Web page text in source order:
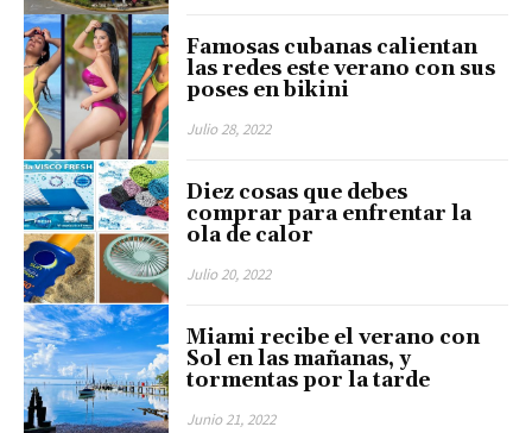
Famosas cubanas calientan
las redes este verano con sus
poses en bikini
Julio 28, 2022
Diez cosas que debes
comprar para enfrentar la
ola de calor
Julio 20, 2022
Miami recibe el verano con
Sol en las mañanas, y
tormentas por la tarde
Junio 21, 2022